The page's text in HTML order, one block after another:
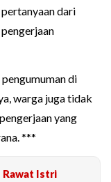
dari
di
warga juga tidak
yang
***
Rawat Istri